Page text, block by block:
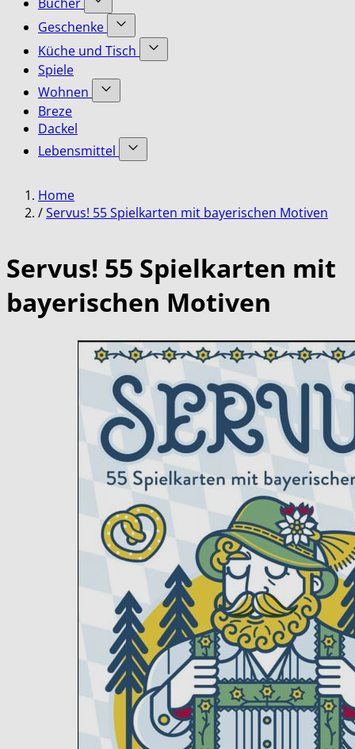
Accessoires
category
for
Bekleidung
category
Show
submenu
for
Bücher
Geschenke
Show
submenu
Küche und Tisch
Show
Spiele
Wohnen
Show
Wohnen
category
Breze
Dackel
Lebensmittel
Show
Lebensmittel
category
Home
/Servus! 55 Spielkarten mit bayerischen Motiven
Servus! 55 Spielkarten mit
bayerischen Motiven